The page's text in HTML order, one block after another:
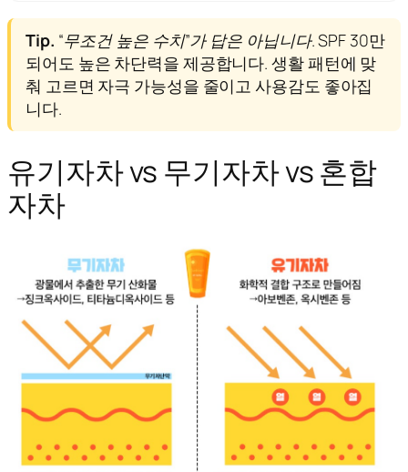
Tip. “무조건 높은 수치”가 답은 아닙니다.SPF 30만
되어도 높은 차단력을 제공합니다. 생활 패턴에 맞
춰 고르면 자극 가능성을 줄이고 사용감도 좋아집
니다.
유기자차 vs 무기자차 vs 혼합
자차